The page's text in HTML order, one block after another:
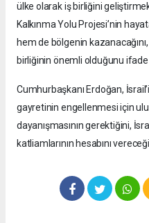
ülke olarak iş birliğini
Kalkınma Yolu Projesi’nin
hem de bölgenin
birliğinin önemli olduğunu
Cumhurbaşkanı Erdoğan,
gayretinin engellenmesi için
dayanışmasının gerektiğini,
katliamlarının hesabını